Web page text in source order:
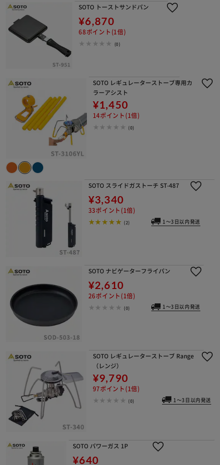
SOTO トーストサンドパン
¥6,870
68ポイント(1倍)
(0)
SOTO レギュレーターストーブ専用カ
ラーアシスト
¥1,450
14ポイント(1倍)
(0)
SOTO スライドガストーチ ST-487
¥3,340
33ポイント(1倍)
(2) 1～3日以内発送
SOTO ナビゲーターフライパン
¥2,610
26ポイント(1倍)
(0) 1～3日以内発送
SOTO レギュレーターストーブ Range
（レンジ）
¥9,790
97ポイント(1倍)
(0) 1～3日以内発送
SOTO パワーガス 1P
¥640